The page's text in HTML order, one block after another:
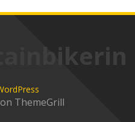
ThemeGrill